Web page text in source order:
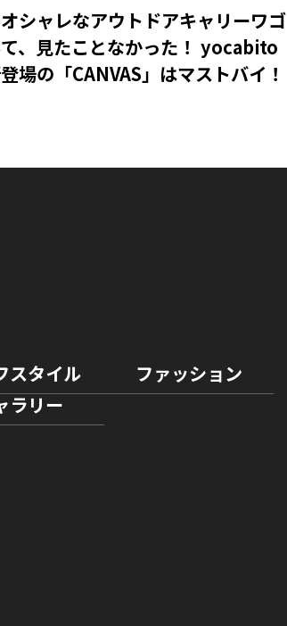
シャレなアウトドアキャリーワゴ
、見たことなかった！ yocabito
場の「CANVAS」はマストバイ！
スタイル
ファッション
ラリー